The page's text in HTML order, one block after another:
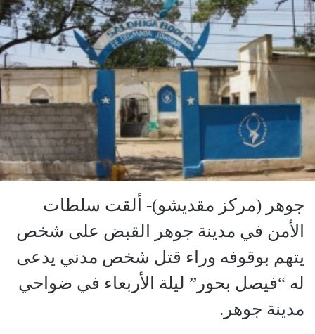
جوهر (مركز مقديشو)- ألقت سلطات
الأمن في مدينة جوهر القبض على شخص
يتهم بوقوفه وراء قتل شخص مدني يدعى
له “فيصل بحور” ليلة الأربعاء في ضواحي
مدينة جوهر.